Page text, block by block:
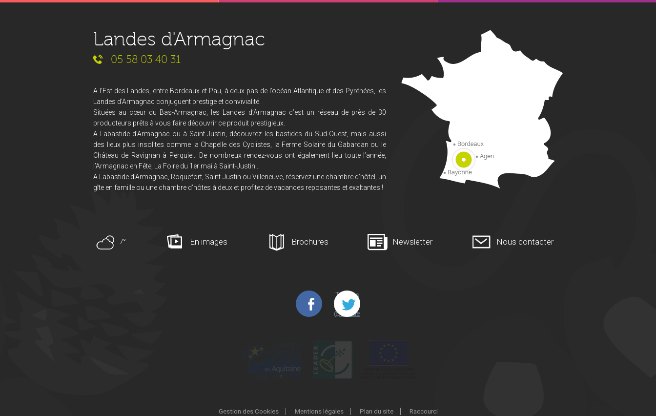
Landes d'Armagnac
05 58 03 40 31
A l’Est des Landes, entre Bordeaux et Pau, à deux pas de l’océan Atlantique et des Pyrénées, les
Landes d'Armagnac conjuguent prestige et convivialité.
Situées au cœur du Bas-Armagnac, les Landes d’Armagnac c’est un réseau de près de 30
producteurs prêts à vous faire découvrir ce produit prestigieux.
A Labastide d'Armagnac ou à Saint-Justin, découvrez les bastides du Sud-Ouest, mais aussi
des lieux plus insolites comme la Chapelle des Cyclistes, la Ferme Solaire du Gabardan ou le
Château de Ravignan à Perquie... De nombreux rendez-vous ont également lieu toute l’année,
l’Armagnac en Fête, La Foire du 1er mai à Saint-Justin...
A Labastide d’Armagnac, Roquefort, Saint-Justin ou Villeneuve, réservez une chambre d’hôtel, un
gîte en famille ou une chambre d’hôtes à deux et profitez de vacances reposantes et exaltantes !
7° En images Brochures Newsletter Nous contacter
Tweets
de
@Lande
Gestion des Cookies Mentions légales Plan du site Raccourci